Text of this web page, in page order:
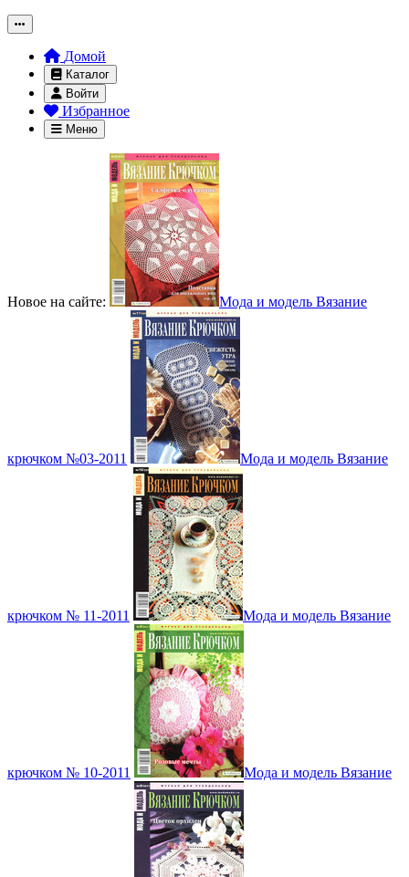
Домой
Каталог
Войти
Избранное
Меню
Новое на сайте: Мода и модель Вязание
крючком №03-2011 Мода и модель Вязание
крючком № 11-2011 Мода и модель Вязание
крючком № 10-2011 Мода и модель Вязание